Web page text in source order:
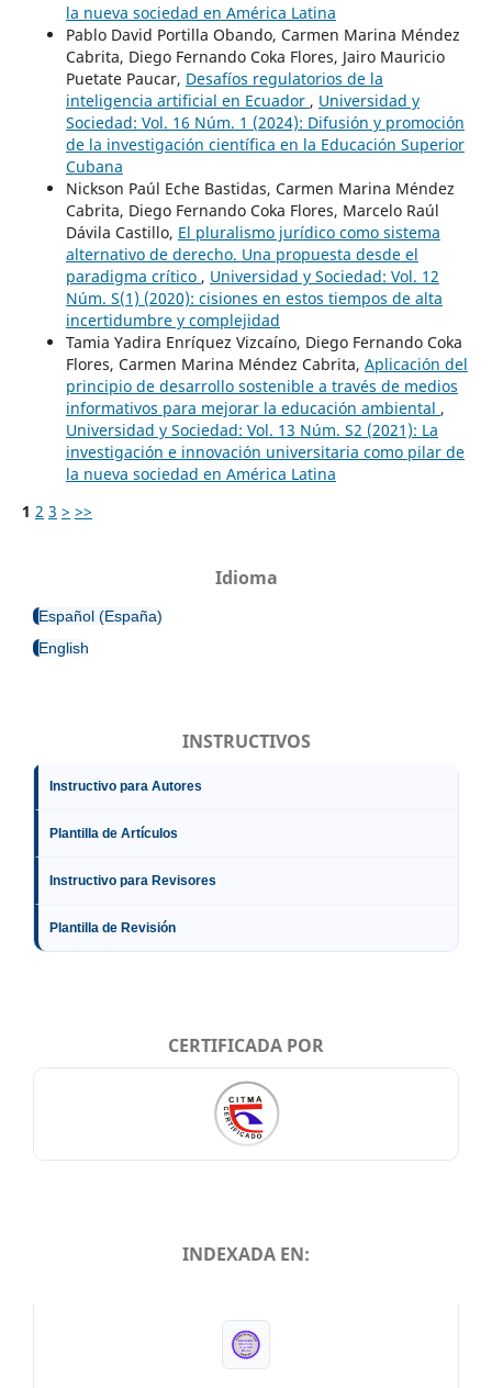
la nueva sociedad en América Latina
Pablo David Portilla Obando, Carmen Marina Méndez
Cabrita, Diego Fernando Coka Flores, Jairo Mauricio
Puetate Paucar, Desafíos regulatorios de la
inteligencia artificial en Ecuador , Universidad y
Sociedad: Vol. 16 Núm. 1 (2024): Difusión y promoción
de la investigación científica en la Educación Superior
Cubana
Nickson Paúl Eche Bastidas, Carmen Marina Méndez
Cabrita, Diego Fernando Coka Flores, Marcelo Raúl
Dávila Castillo, El pluralismo jurídico como sistema
alternativo de derecho. Una propuesta desde el
paradigma crítico , Universidad y Sociedad: Vol. 12
Núm. S(1) (2020): cisiones en estos tiempos de alta
incertidumbre y complejidad
Tamia Yadira Enríquez Vizcaíno, Diego Fernando Coka
Flores, Carmen Marina Méndez Cabrita, Aplicación del
principio de desarrollo sostenible a través de medios
informativos para mejorar la educación ambiental ,
Universidad y Sociedad: Vol. 13 Núm. S2 (2021): La
investigación e innovación universitaria como pilar de
la nueva sociedad en América Latina
1 2 3 > >>
Idioma
Español (España)
English
INSTRUCTIVOS
Instructivo para Autores
Plantilla de Artículos
Instructivo para Revisores
Plantilla de Revisión
CERTIFICADA POR
INDEXADA EN: